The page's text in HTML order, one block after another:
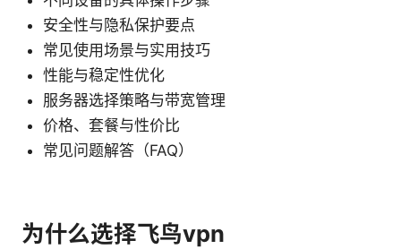
安全性与隐私保护要点
常见使用场景与实用技巧
性能与稳定性优化
服务器选择策略与带宽管理
价格、套餐与性价比
常见问题解答（FAQ）
为什么选择飞鸟vpn